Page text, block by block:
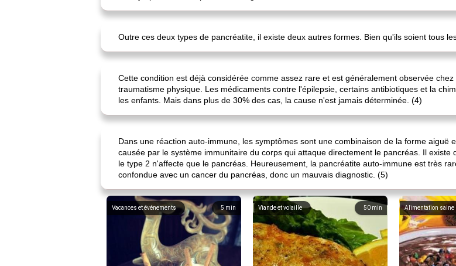
Outre ces deux types de pancréatite, il existe deux autres formes. Bien qu'ils soient tous
Cette condition est déjà considérée comme assez rare et est généralement observée
traumatisme physique. Les médicaments contre l'épilepsie, certains antibiotiques et la
les enfants. Mais dans plus de 30% des cas, la cause n'est jamais déterminée. (4)
Dans une réaction auto-immune, les symptômes sont une combinaison de la forme aiguë
causée par le système immunitaire du corps qui attaque directement le pancréas. Il
le type 2 n'affecte que le pancréas. Heureusement, la pancréatite auto-immune est très
confondue avec un cancer du pancréas, donc un mauvais diagnostic. (5)
5 min
Vacances et événements 50 min
Viande et volaille Alimentation saine